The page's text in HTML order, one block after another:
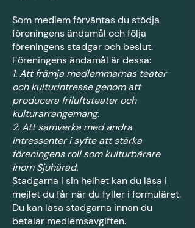
Som medlem förväntas du stödja
föreningens ändamål och följa
föreningens stadgar och beslut.
Föreningens ändamål är dessa:
1. Att främja medlemmarnas teater
och kulturintresse genom att
producera friluftsteater och
kulturarrangemang.
2. Att samverka med andra
intressenter i syfte att stärka
föreningens roll som kulturbärare
inom Sjuhärad.
Stadgarna i sin helhet kan du läsa i
mejlet du får när du fyller i formuläret.
Du kan läsa stadgarna innan du
betalar medlemsavgiften.